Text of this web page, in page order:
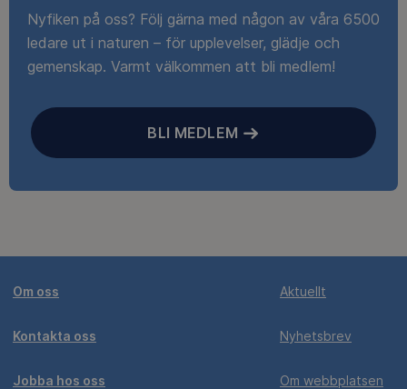
Nyfiken på oss? Följ gärna med någon av våra 6500
ledare ut i naturen – för upplevelser, glädje och
gemenskap. Varmt välkommen att bli medlem!
BLI MEDLEM
Om oss
Kontakta oss
Jobba hos oss
Aktuellt
Nyhetsbrev
Om webbplatsen